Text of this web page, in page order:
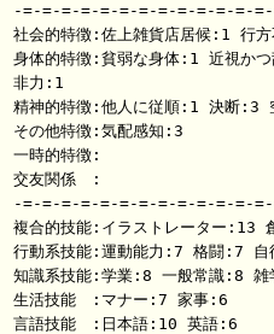
-=-=-=-=-=-=-=-=-=-=-=-=-
社会的特徴:佐上雑貨店居候:1 行
身体的特徴:貧弱な身体:1 近視
非力:1
精神的特徴:他人に従順:1 決断:3
その他特徴:気配感知:3
一時的特徴:
交友関係　:
-=-=-=-=-=-=-=-=-=-=-=-=-
複合的技能:イラストレーター:13
行動系技能:運動能力:7 格闘:7
知識系技能:学業:8 一般常識:8
生活技能　:マナー:7 家事:6
言語技能　:日本語:10 英語:6